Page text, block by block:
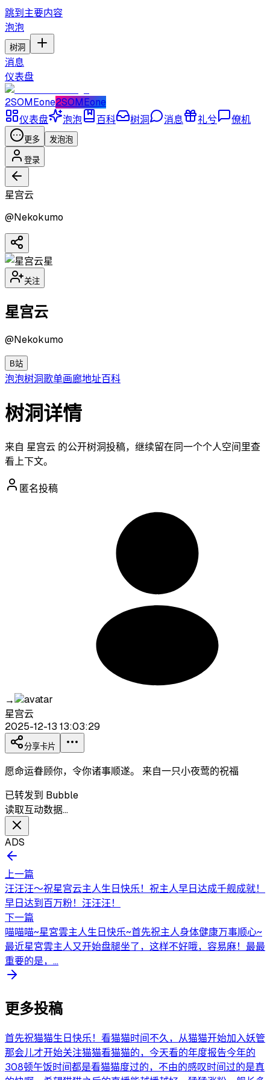
跳到主要内容
泡泡
树洞
消息
仪表盘
2SOMEone2SOMEone
仪表盘
泡泡 百科 树洞 消息 礼兮 僚机
更多 发泡泡
登录
星宫云
@Nekokumo
星
关注
星宫云
@Nekokumo
B站
泡泡树洞歌单画廊地址百科
树洞详情
来自 星宫云 的公开树洞投稿，继续留在同一个个人空间里查
看上下文。
匿名投稿
→
星宫云
2025-12-13 13:03:29
分享卡片
愿命运眷顾你，令你诸事顺遂。 来自一只小夜莺的祝福
已转发到 Bubble
读取互动数据…
ADS
上一篇
汪汪汪～祝星宫云主人生日快乐！祝主人早日达成千舰成就！
早日达到百万粉！汪汪汪！
下一篇
喵喵喵~星宮雲主人生日快乐~首先祝主人身体健康万事顺心~
最近星宮雲主人又开始盘腿坐了，这样不好哦，容易麻！最最
重要的是，...
更多投稿
首先祝猫猫生日快乐！看猫猫时间不久，从猫猫开始加入妖管
那会儿才开始关注猫猫看猫猫的，今天看的年度报告今年的
308顿午饭时间都是看猫猫度过的，不由的感叹时间过的是真